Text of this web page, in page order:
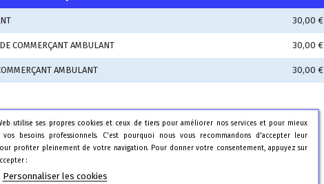
utilise ses propres cookies et ceux de tiers pour améliorer nos services et pour mieux
vos besoins professionnels. C'est pourquoi nous vous recommandons d'accepter leur
profiter pleinement de votre navigation. Pour donner votre consentement, appuyez sur
:
Personnaliser les cookies
30,00 €
COMMERÇANT AMBULANT 30,00 €
AMBULANT 30,00 €
à la réglementation en vigueur.